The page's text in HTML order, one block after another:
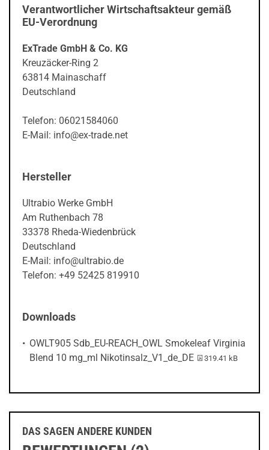
Verantwortlicher Wirtschaftsakteur gemäß
EU-Verordnung
ExTrade GmbH & Co. KG
Kreuzäcker-Ring 2
63814 Mainaschaff
Deutschland
Telefon: 06021584060
E-Mail: info@ex-trade.net
Hersteller
Ultrabio Werke GmbH
Am Ruthenbach 78
33378 Rheda-Wiedenbrück
Deutschland
E-Mail: info@ultrabio.de
Telefon: +49 52425 819910
Downloads
OWLT905 Sdb_EU-REACH_OWL Smokeleaf Virginia
Blend 10 mg_ml Nikotinsalz_V1_de_DE
PDF-Datei:
319.41 kB
DAS SAGEN ANDERE KUNDEN